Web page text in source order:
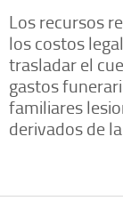
Los recursos
los costos
trasladar el
gastos
familiares
derivados de